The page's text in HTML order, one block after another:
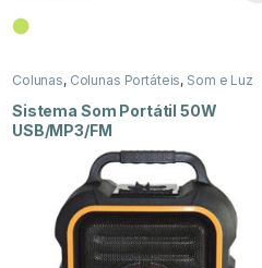
⬤
Colunas, Colunas Portáteis, Som e Luz
Sistema Som Portátil 50W
USB/MP3/FM